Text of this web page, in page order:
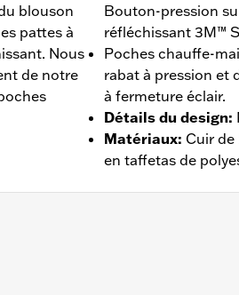
blouson
pattes à
Nous
de notre
Bouton-pression
réfléchissant 3M™
Poches chauffe-
rabat à pression et
à fermeture éclair.
Détails du design:
Matériaux: Cuir
en taffetas de